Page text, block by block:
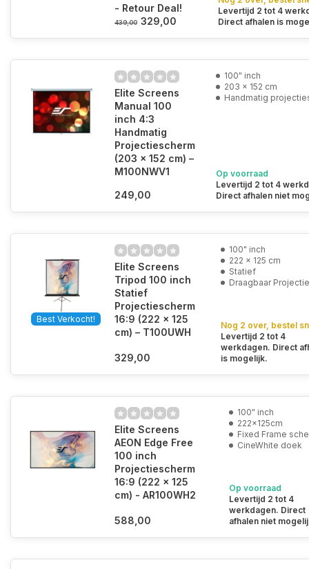
- Retour Deal!
439,00 329,00
Levertijd 2 tot 4
Direct afhalen is
Elite Screens
Manual 100
inch 4:3
Handmatig
Projectiescherm
(203 x 152 cm) –
M100NWV1
249,00
100" inch
203 x 152 cm
Handmatig
Op voorraad
Levertijd 2 tot 4
Direct afhalen niet
Best Verkocht!
Elite Screens
Tripod 100 inch
Statief
Projectiescherm
16:9 (222 x 125
cm) – T100UWH
329,00
100" inch
222 x 125 cm
Statief
Draagbaar
Nog 2 over, bestel
Levertijd 2 tot 4
werkdagen. Direct
is mogelijk.
Elite Screens
AEON Edge Free
100 inch
Projectiescherm
16:9 (222 x 125
cm) - AR100WH2
588,00
100" inch
222x125cm
Fixed Frame
CineWhite doek
Op voorraad
Levertijd 2 tot 4
werkdagen. Direct
afhalen niet